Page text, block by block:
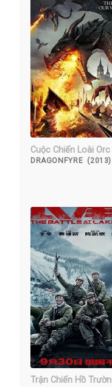
Cuộc Chiến Loài Orc
DRAGONFYRE (2013)
Trận Chiến Hồ